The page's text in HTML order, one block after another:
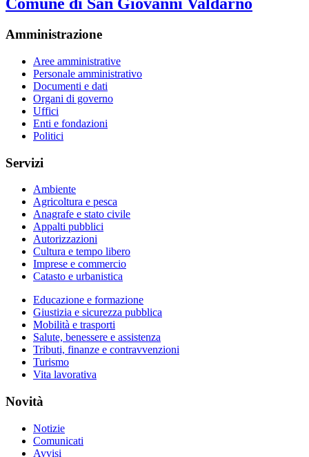
Comune di San Giovanni Valdarno
Amministrazione
Aree amministrative
Personale amministrativo
Documenti e dati
Organi di governo
Uffici
Enti e fondazioni
Politici
Servizi
Ambiente
Agricoltura e pesca
Anagrafe e stato civile
Appalti pubblici
Autorizzazioni
Cultura e tempo libero
Imprese e commercio
Catasto e urbanistica
Educazione e formazione
Giustizia e sicurezza pubblica
Mobilità e trasporti
Salute, benessere e assistenza
Tributi, finanze e contravvenzioni
Turismo
Vita lavorativa
Novità
Notizie
Comunicati
Avvisi